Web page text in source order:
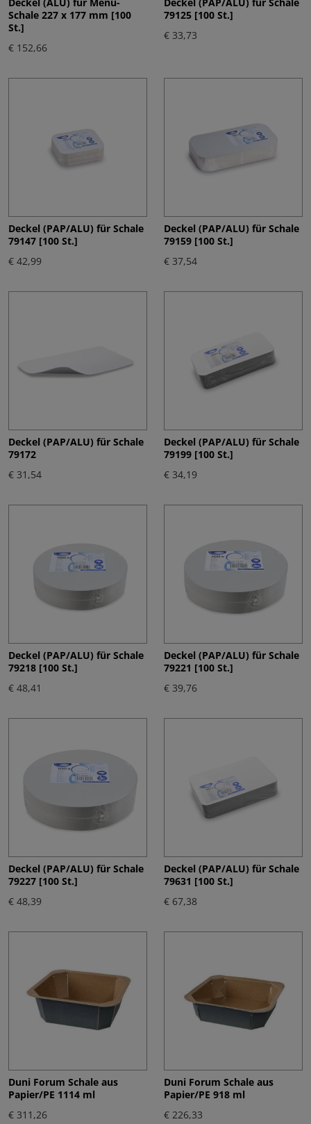
Schale 227 x 177 mm [100
St.]
€ 152,66
79125 [100 St.]
€ 33,73
Deckel (PAP/ALU) für Schale
79147 [100 St.]
€ 42,99
Deckel (PAP/ALU) für Schale
79159 [100 St.]
€ 37,54
Deckel (PAP/ALU) für Schale
79172
€ 31,54
Deckel (PAP/ALU) für Schale
79199 [100 St.]
€ 34,19
Deckel (PAP/ALU) für Schale
79218 [100 St.]
€ 48,41
Deckel (PAP/ALU) für Schale
79221 [100 St.]
€ 39,76
Deckel (PAP/ALU) für Schale
79227 [100 St.]
€ 48,39
Deckel (PAP/ALU) für Schale
79631 [100 St.]
€ 67,38
Duni Forum Schale aus
Papier/PE 1114 ml
€ 311,26
Duni Forum Schale aus
Papier/PE 918 ml
€ 226,33